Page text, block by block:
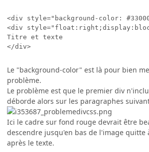
<div style="background-color:
<div
Titre et texte
</div>
Le "background-color" est là pour bien
problème.
Le problème est que le premier div
déborde alors sur les paragraphes
Ici le cadre sur fond rouge devrait être
descendre jusqu'en bas de l'image quitte
après le texte.